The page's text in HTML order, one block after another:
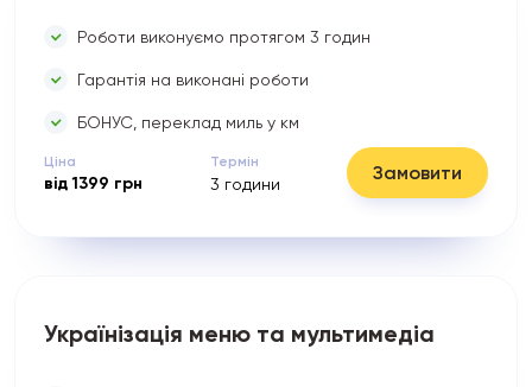
Роботи виконуємо протягом 3 годин
Гарантія на виконані роботи
БОНУС, переклад миль у км
Ціна
від1399 грн
Термін
3 години Замовити
Українізація меню та мультимедіа